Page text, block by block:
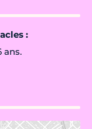
:
ans.